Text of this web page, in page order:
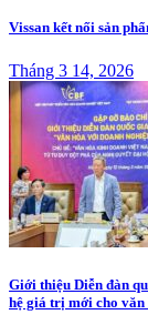
Vissan kết nối sản
Tháng 3 14, 2026
Giới thiệu Diễn đàn
hệ giá trị mới cho